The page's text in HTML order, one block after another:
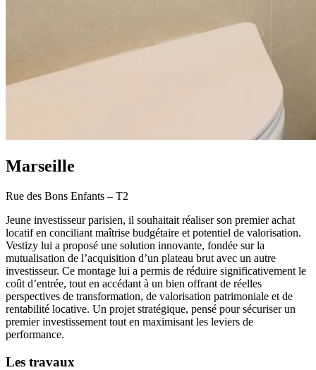
Marseille
Rue des Bons Enfants – T2
Jeune investisseur parisien, il souhaitait réaliser son premier achat
locatif en conciliant maîtrise budgétaire et potentiel de valorisation.
Vestizy lui a proposé une solution innovante, fondée sur la
mutualisation de l’acquisition d’un plateau brut avec un autre
investisseur. Ce montage lui a permis de réduire significativement le
coût d’entrée, tout en accédant à un bien offrant de réelles
perspectives de transformation, de valorisation patrimoniale et de
rentabilité locative. Un projet stratégique, pensé pour sécuriser un
premier investissement tout en maximisant les leviers de
performance.
Les travaux